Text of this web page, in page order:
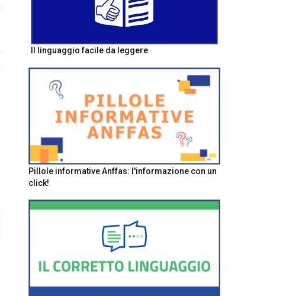
Il linguaggio facile da leggere
Pillole informative Anffas: l'informazione con un
click!